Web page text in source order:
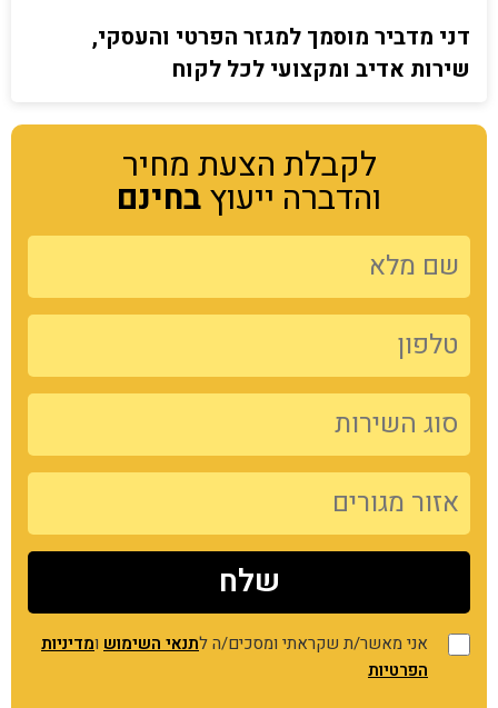
דני מדביר מוסמך למגזר הפרטי והעסקי,
שירות אדיב ומקצועי לכל לקוח
לקבלת הצעת מחיר
והדברה ייעוץבחינם
אני מאשר/ת שקראתי ומסכים/ה לתנאי השימוש ומדיניות
הפרטיות